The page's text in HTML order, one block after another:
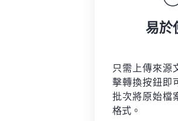
易於
只需上傳來源
擊轉換按鈕即
批次將原始檔
格式。